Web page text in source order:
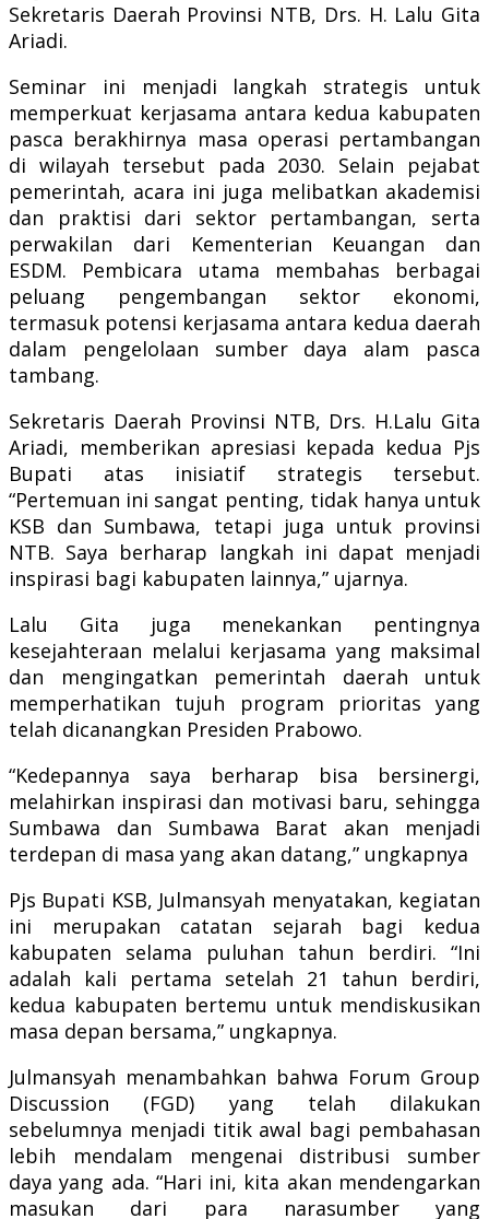
Sekretaris Daerah Provinsi NTB, Drs. H. Lalu Gita
Ariadi.
Seminar ini menjadi langkah strategis untuk
memperkuat kerjasama antara kedua kabupaten
pasca berakhirnya masa operasi pertambangan
di wilayah tersebut pada 2030. Selain pejabat
pemerintah, acara ini juga melibatkan akademisi
dan praktisi dari sektor pertambangan, serta
perwakilan dari Kementerian Keuangan dan
ESDM. Pembicara utama membahas berbagai
peluang pengembangan sektor ekonomi,
termasuk potensi kerjasama antara kedua daerah
dalam pengelolaan sumber daya alam pasca
tambang.
Sekretaris Daerah Provinsi NTB, Drs. H.Lalu Gita
Ariadi, memberikan apresiasi kepada kedua Pjs
Bupati atas inisiatif strategis tersebut.
“Pertemuan ini sangat penting, tidak hanya untuk
KSB dan Sumbawa, tetapi juga untuk provinsi
NTB. Saya berharap langkah ini dapat menjadi
inspirasi bagi kabupaten lainnya,” ujarnya.
Lalu Gita juga menekankan pentingnya
kesejahteraan melalui kerjasama yang maksimal
dan mengingatkan pemerintah daerah untuk
memperhatikan tujuh program prioritas yang
telah dicanangkan Presiden Prabowo.
“Kedepannya saya berharap bisa bersinergi,
melahirkan inspirasi dan motivasi baru, sehingga
Sumbawa dan Sumbawa Barat akan menjadi
terdepan di masa yang akan datang,” ungkapnya
Pjs Bupati KSB, Julmansyah menyatakan, kegiatan
ini merupakan catatan sejarah bagi kedua
kabupaten selama puluhan tahun berdiri. “Ini
adalah kali pertama setelah 21 tahun berdiri,
kedua kabupaten bertemu untuk mendiskusikan
masa depan bersama,” ungkapnya.
Julmansyah menambahkan bahwa Forum Group
Discussion (FGD) yang telah dilakukan
sebelumnya menjadi titik awal bagi pembahasan
lebih mendalam mengenai distribusi sumber
daya yang ada. “Hari ini, kita akan mendengarkan
masukan dari para narasumber yang